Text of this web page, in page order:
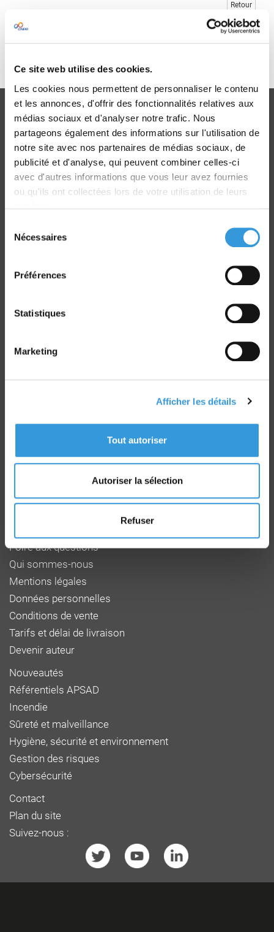
Ce site web utilise des cookies.
Les cookies nous permettent de personnaliser le contenu
et les annonces, d'offrir des fonctionnalités relatives aux
médias sociaux et d'analyser notre trafic. Nous
partageons également des informations sur l'utilisation de
notre site avec nos partenaires de médias sociaux, de
publicité et d'analyse, qui peuvent combiner celles-ci
avec d'autres informations que vous leur avez fournies
ou qu'ils ont collectées lors de votre utilisation de leurs
Nécessaires
Préférences
Statistiques
Marketing
Afficher les détails
Tout autoriser
Autoriser la sélection
Refuser
Retour
Veuillez vous connecter pour consulter gratuitement ce
Livraison
dans le monde entier
CD 64 - CS22265
F 27950 SAINT MARCEL
www.cnpp.com
Foire aux questions
Qui sommes-nous
Mentions légales
Données personnelles
Conditions de vente
Tarifs et délai de livraison
Devenir auteur
Nouveautés
Référentiels APSAD
Incendie
Sûreté et malveillance
Hygiène, sécurité et environnement
Gestion des risques
Cybersécurité
Contact
Plan du site
Suivez-nous :